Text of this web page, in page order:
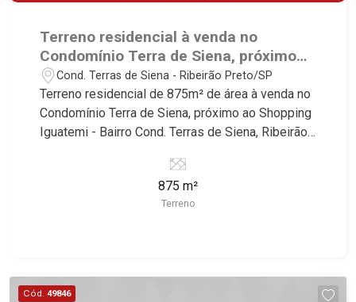
Terreno residencial à venda no
Condomínio Terra de Siena, próximo
ao Shopping Iguatemi - Ribeirão
Preto/SP.
Cond. Terras de Siena - Ribeirão Preto/SP
Terreno residencial de 875m² de área à venda no
Condomínio Terra de Siena, próximo ao Shopping
Iguatemi - Bairro Cond. Terras de Siena, Ribeirão
imóvel que a Martinelli Imobiliária selecionou
Condomínio fechado - Portaria 24hr - Alto padrão
875 m²
Terreno
Cód. 49846